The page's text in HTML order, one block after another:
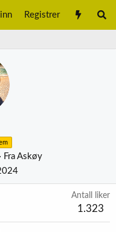
Registrer
· Fra Askøy
Antall liker
1.323